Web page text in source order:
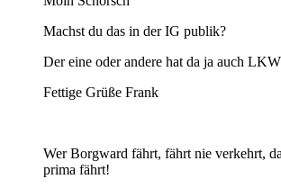
Machst du das in der IG publik?
Der eine oder andere hat da ja auch
Fettige Grüße Frank
Wer Borgward fährt, fährt nie verkehrt,
prima fährt!